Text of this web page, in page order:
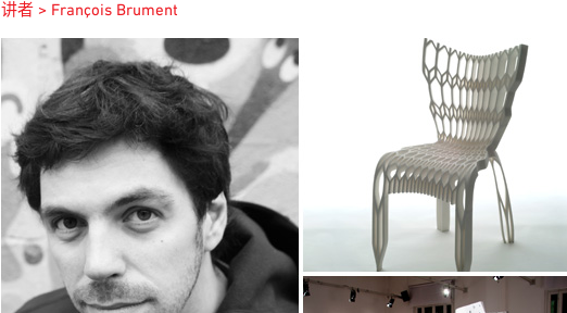
讲者 > François Brument